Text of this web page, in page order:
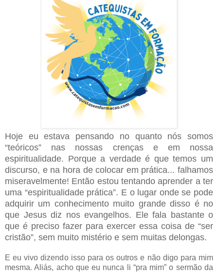
Hoje eu estava pensando no quanto nós somos
“teóricos” nas nossas crenças e em nossa
espiritualidade. Porque a verdade é que temos um
discurso, e na hora de colocar em prática... falhamos
miseravelmente! Então estou tentando aprender a ter
uma “espiritualidade prática”. E o lugar onde se pode
adquirir um conhecimento muito grande disso é no
que Jesus diz nos evangelhos. Ele fala bastante o
que é preciso fazer para exercer essa coisa de “ser
cristão”, sem muito mistério e sem muitas delongas.
E eu vivo dizendo isso para os outros e não digo para mim
mesma. Aliás, acho que eu nunca li “pra mim” o sermão da